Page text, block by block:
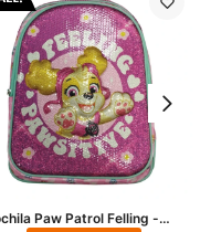
Paw Patrol Felling -